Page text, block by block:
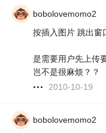
bobolovemomo2
按插入图片 跳出
是需要用户先上传
岂不是很麻烦？？
2010-10-19
bobolovemomo2